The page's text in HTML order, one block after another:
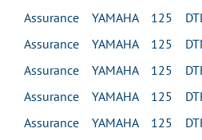
Assurance YAMAHA 125
Assurance YAMAHA 125
Assurance YAMAHA 125
Assurance YAMAHA 125 DTR
Assurance YAMAHA 125